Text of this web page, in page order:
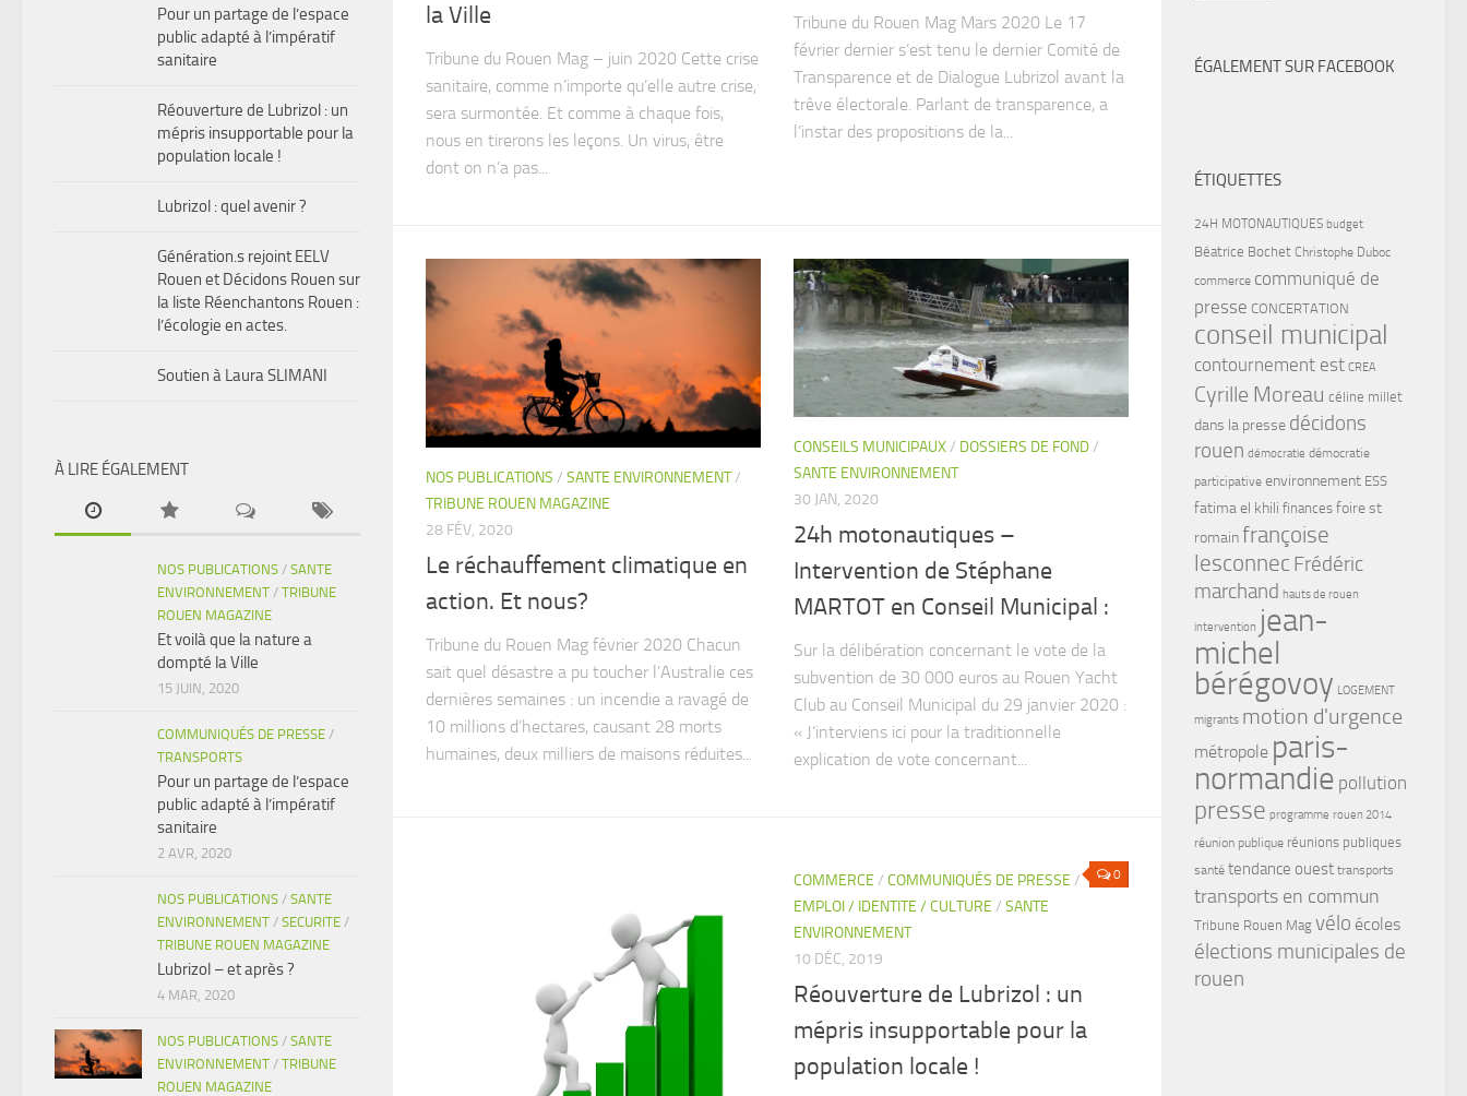
la Ville
Tribune du Rouen Mag – juin 2020 Cette crise
sanitaire, comme n’importe qu’elle autre crise,
sera surmontée. Et comme à chaque fois,
nous en tirerons les leçons. Un virus, être
dont on n’a pas...
Tribune du Rouen Mag Mars 2020 Le 17
février dernier s’est tenu le dernier Comité de
Transparence et de Dialogue Lubrizol avant la
trêve électorale. Parlant de transparence, a
l’instar des propositions de la...
NOS PUBLICATIONS / SANTE ENVIRONNEMENT/
TRIBUNE ROUEN MAGAZINE
28 FÉV, 2020
Le réchauffement climatique en
action. Et nous?
Tribune du Rouen Mag février 2020 Chacun
sait quel désastre a pu toucher l’Australie ces
dernières semaines : un incendie a ravagé de
10 millions d’hectares, causant 28 morts
humaines, deux milliers de maisons réduites...
CONSEILS MUNICIPAUX/ DOSSIERS DE FOND/
SANTE ENVIRONNEMENT
30 JAN, 2020
24h motonautiques –
Intervention de Stéphane
MARTOT en Conseil Municipal :
Sur la délibération concernant le vote de la
subvention de 30 000 euros au Rouen Yacht
Club au Conseil Municipal du 29 janvier 2020 :
« J’interviens ici pour la traditionnelle
explication de vote concernant...
0
COMMERCE / COMMUNIQUÉS DE PRESSE /
EMPLOI / IDENTITE / CULTURE / SANTE
ENVIRONNEMENT
10 DÉC, 2019
Réouverture de Lubrizol : un
mépris insupportable pour la
population locale !
Pour un partage de l’espace
public adapté à l’impératif
sanitaire
Réouverture de Lubrizol : un
mépris insupportable pour la
population locale !
Lubrizol : quel avenir ?
Génération.s rejoint EELV
Rouen et Décidons Rouen sur
la liste Réenchantons Rouen :
l’écologie en actes.
Soutien à Laura SLIMANI
À LIRE ÉGALEMENT
NOS PUBLICATIONS / SANTE
ENVIRONNEMENT / TRIBUNE
ROUEN MAGAZINE
Et voilà que la nature a
dompté la Ville
15 JUIN, 2020
COMMUNIQUÉS DE PRESSE /
TRANSPORTS
Pour un partage de l’espace
public adapté à l’impératif
sanitaire
2 AVR, 2020
NOS PUBLICATIONS / SANTE
ENVIRONNEMENT / SECURITE /
TRIBUNE ROUEN MAGAZINE
Lubrizol – et après ?
4 MAR, 2020
NOS PUBLICATIONS / SANTE
ENVIRONNEMENT / TRIBUNE
ROUEN MAGAZINE
ÉGALEMENT SUR FACEBOOK
ÉTIQUETTES
24H MOTONAUTIQUES budget
Béatrice Bochet Christophe Duboc
commerce communiqué de
presse CONCERTATION
conseil municipal
contournement est CREA
Cyrille Moreau céline millet
dans la presse décidons
rouen démocratie démocratie
participative environnement ESS
fatima el khili finances foire st
romainfrançoise
lesconnecFrédéric
marchand hauts de rouen
intervention jean-
michel
bérégovoy LOGEMENT
migrants motion d'urgence
métropole paris-
normandie pollution
presse programme rouen 2014
réunion publique réunions publiques
santé tendance ouest transports
transports en commun
Tribune Rouen Mag vélo écoles
élections municipales de
rouen